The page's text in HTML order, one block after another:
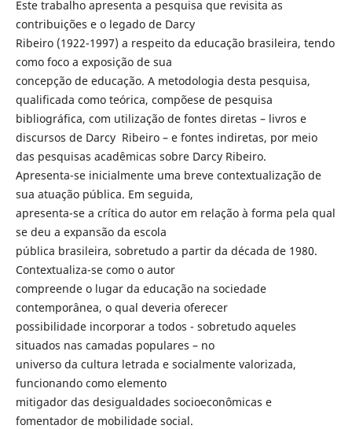
Este trabalho apresenta a pesquisa que revisita as
contribuições e o legado de Darcy
Ribeiro (1922-1997) a respeito da educação brasileira, tendo
como foco a exposição de sua
concepção de educação. A metodologia desta pesquisa,
qualificada como teórica, compõese de pesquisa
bibliográfica, com utilização de fontes diretas – livros e
discursos de Darcy Ribeiro – e fontes indiretas, por meio
das pesquisas acadêmicas sobre Darcy Ribeiro.
Apresenta-se inicialmente uma breve contextualização de
sua atuação pública. Em seguida,
apresenta-se a crítica do autor em relação à forma pela qual
se deu a expansão da escola
pública brasileira, sobretudo a partir da década de 1980.
Contextualiza-se como o autor
compreende o lugar da educação na sociedade
contemporânea, o qual deveria oferecer
possibilidade incorporar a todos - sobretudo aqueles
situados nas camadas populares – no
universo da cultura letrada e socialmente valorizada,
funcionando como elemento
mitigador das desigualdades socioeconômicas e
fomentador de mobilidade social.